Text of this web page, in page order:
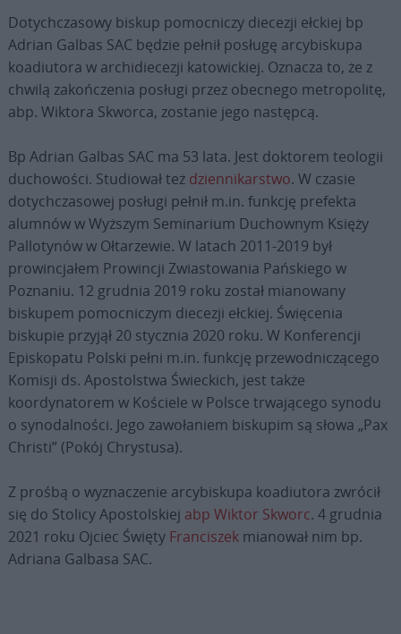
Dotychczasowy biskup pomocniczy diecezji ełckiej bp
Adrian Galbas SAC będzie pełnił posługę arcybiskupa
koadiutora w archidiecezji katowickiej. Oznacza to, że z
chwilą zakończenia posługi przez obecnego metropolitę,
abp. Wiktora Skworca, zostanie jego następcą.
Bp Adrian Galbas SAC ma 53 lata. Jest doktorem teologii
duchowości. Studiował też dziennikarstwo. W czasie
dotychczasowej posługi pełnił m.in. funkcję prefekta
alumnów w Wyższym Seminarium Duchownym Księży
Pallotynów w Ołtarzewie. W latach 2011-2019 był
prowincjałem Prowincji Zwiastowania Pańskiego w
Poznaniu. 12 grudnia 2019 roku został mianowany
biskupem pomocniczym diecezji ełckiej. Święcenia
biskupie przyjął 20 stycznia 2020 roku. W Konferencji
Episkopatu Polski pełni m.in. funkcję przewodniczącego
Komisji ds. Apostolstwa Świeckich, jest także
koordynatorem w Kościele w Polsce trwającego synodu
o synodalności. Jego zawołaniem biskupim są słowa „Pax
Christi” (Pokój Chrystusa).
Z prośbą o wyznaczenie arcybiskupa koadiutora zwrócił
się do Stolicy Apostolskiej abp Wiktor Skworc. 4 grudnia
2021 roku Ojciec Święty Franciszekmianował nim bp.
Adriana Galbasa SAC.